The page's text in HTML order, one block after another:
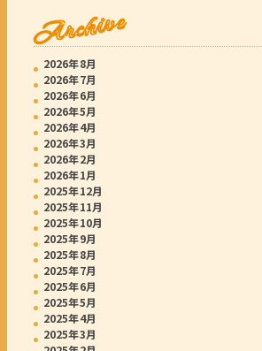
Archive
2026年8月
2026年7月
2026年6月
2026年5月
2026年4月
2026年3月
2026年2月
2026年1月
2025年12月
2025年11月
2025年10月
2025年9月
2025年8月
2025年7月
2025年6月
2025年5月
2025年4月
2025年3月